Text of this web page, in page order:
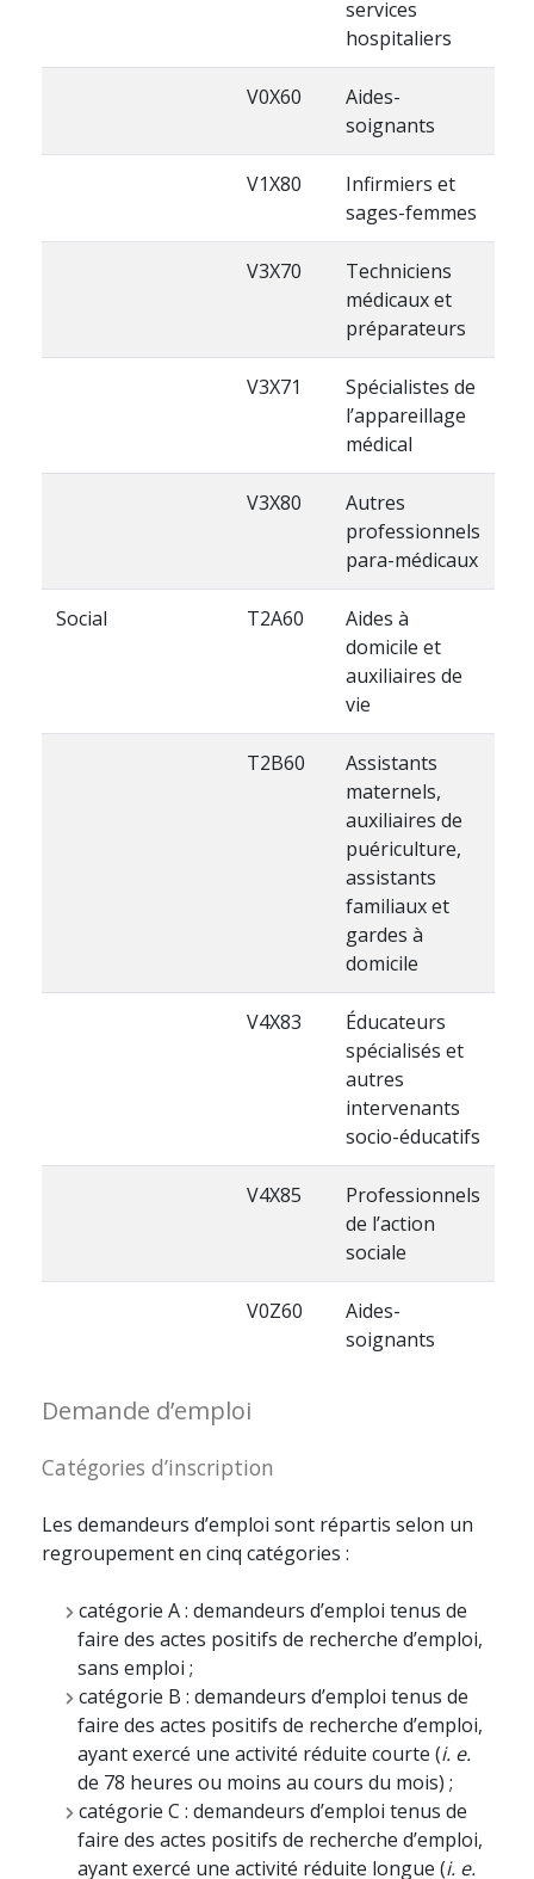
services
hospitaliers
V0X60
Aides-
soignants
V1X80
Infirmiers et
sages-femmes
V3X70
Techniciens
médicaux et
préparateurs
V3X71
Spécialistes de
l’appareillage
médical
V3X80
Autres
professionnels
para-médicaux
Social T2A60
Aides à
domicile et
auxiliaires de
vie
T2B60
Assistants
maternels,
auxiliaires de
puériculture,
assistants
familiaux et
gardes à
domicile
V4X83
Éducateurs
spécialisés et
autres
intervenants
socio-éducatifs
V4X85
Professionnels
de l’action
sociale
V0Z60
Aides-
soignants
Demande d’emploi
Catégories d’inscription
Les demandeurs d’emploi sont répartis selon un
regroupement en cinq catégories :
catégorie A : demandeurs d’emploi tenus de
faire des actes positifs de recherche d’emploi,
sans emploi ;
catégorie B : demandeurs d’emploi tenus de
faire des actes positifs de recherche d’emploi,
ayant exercé une activité réduite courte (i. e.
de 78 heures ou moins au cours du mois) ;
catégorie C : demandeurs d’emploi tenus de
faire des actes positifs de recherche d’emploi,
ayant exercé une activité réduite longue (i. e.